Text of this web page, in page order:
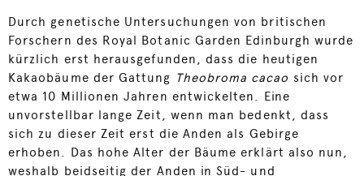
Durch genetische Untersuchungen von britischen
Forschern des Royal Botanic Garden Edinburgh wurde
kürzlich erst herausgefunden, dass die heutigen
Kakaobäume der Gattung Theobroma cacao sich vor
etwa 10 Millionen Jahren entwickelten. Eine
unvorstellbar lange Zeit, wenn man bedenkt, dass
sich zu dieser Zeit erst die Anden als Gebirge
erhoben. Das hohe Alter der Bäume erklärt also nun,
weshalb beidseitig der Anden in Süd- und